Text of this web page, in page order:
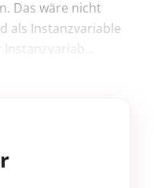
Das wäre nicht
als Instanzvariable